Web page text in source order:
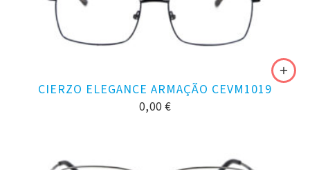
CIERZO ELEGANCE ARMAÇÃO CEVM1019
0,00 €